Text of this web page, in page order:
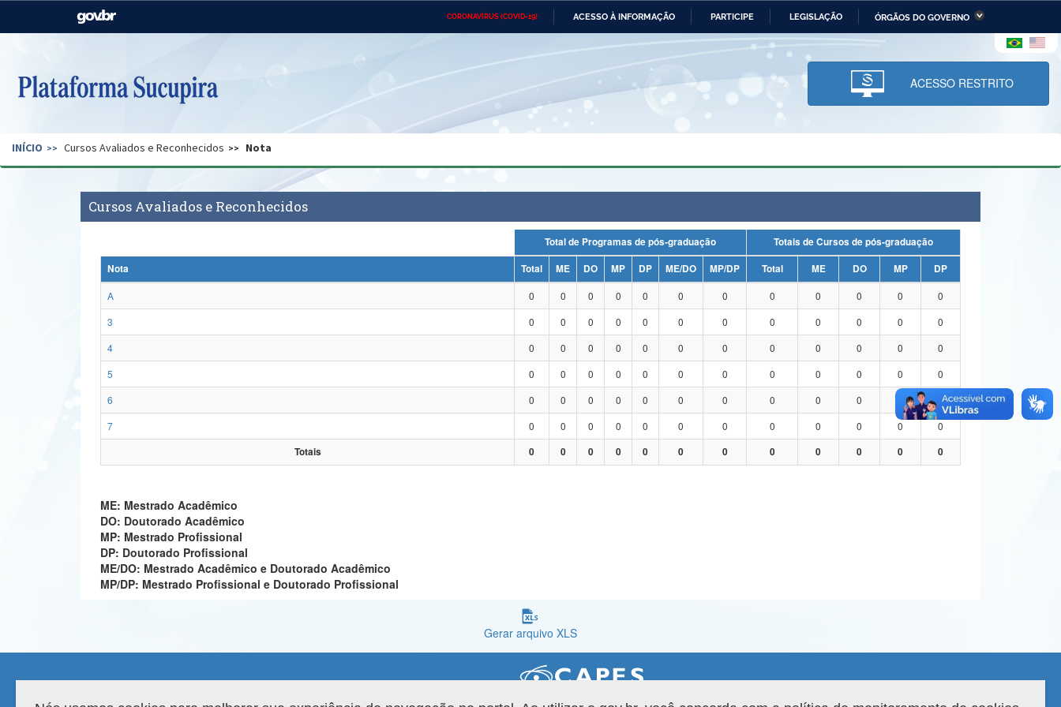
CORONAVÍRUS (COVID-19) ACESSO À INFORMAÇÃO PARTICIPE LEGISLAÇÃO ÓRGÃOS DO GOVERNO
Casa Civil Ministério das Relações Ministério da Economia Ministério da Infraestrutura
Pecuária e Abastecimento
Ministério da Ciência,
Tecnologia, Inovações e
Comunicações
Ministério do Desenvolvimento
Regional e dos Direitos Humanos
Secretaria de Governo Gabinete de Segurança Advocacia-Geral da União Banco Central do Brasil Planalto
ACESSO RESTRITO
INÍCIO Cursos Avaliados e Reconhecidos Nota
Cursos Avaliados e Reconhecidos
Total de Programas de pós-graduação
Totais de Cursos de pós-graduação
Nota
Total ME DO MP DP ME/DO MP/DP Total ME DO MP
DP
A
0 0 0 0 0 0 0 0 0 0 0
0
3
0 0 0 0 0 0 0 0 0 0 0
0
4
0 0 0 0 0 0 0 0 0 0 0
0
5
0 0 0 0 0 0 0 0 0 0 0
0
6
0 0 0 0 0 0 0 0 0 0
0
7
0 0 0 0 0 0 0 0 0 0 0
0
Totais
0 0 0 0 0 0 0 0 0 0 0 0
ME: Mestrado Acadêmico
DO: Doutorado Acadêmico
MP: Mestrado Profissional
DP: Doutorado Profissional
ME/DO: Mestrado Acadêmico e Doutorado Acadêmico
MP/DP: Mestrado Profissional e Doutorado Profissional
Gerar arquivo XLS